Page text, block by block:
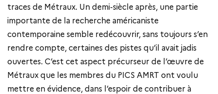
traces de Métraux. Un demi-siècle après, une partie
importante de la recherche américaniste
contemporaine semble redécouvrir, sans toujours s’en
rendre compte, certaines des pistes qu’il avait jadis
ouvertes. C’est cet aspect précurseur de l’œuvre de
Métraux que les membres du PICS AMRT ont voulu
mettre en évidence, dans l’espoir de contribuer à